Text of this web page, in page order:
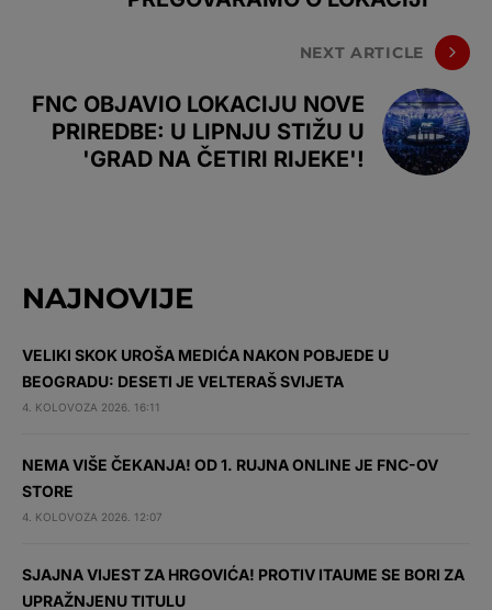
NEXT ARTICLE
FNC OBJAVIO LOKACIJU NOVE
PRIREDBE: U LIPNJU STIŽU U
'GRAD NA ČETIRI RIJEKE'!
NAJNOVIJE
VELIKI SKOK UROŠA MEDIĆA NAKON POBJEDE U
BEOGRADU: DESETI JE VELTERAŠ SVIJETA
4. KOLOVOZA 2026. 16:11
NEMA VIŠE ČEKANJA! OD 1. RUJNA ONLINE JE FNC-OV
STORE
4. KOLOVOZA 2026. 12:07
SJAJNA VIJEST ZA HRGOVIĆA! PROTIV ITAUME SE BORI ZA
UPRAŽNJENU TITULU